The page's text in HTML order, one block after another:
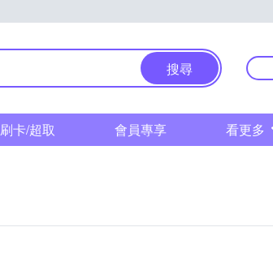
搜尋
刷卡/超取 會員專享 看更多